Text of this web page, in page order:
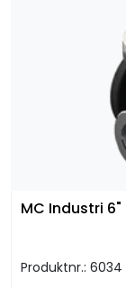
MC Industri 6"
Produktnr.: 6034